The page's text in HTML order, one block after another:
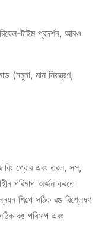
টাইম প্রদর্শন, আরও
(নমুনা, মান নিয়ন্ত্রণ,
প্রোব এবং তরল, সস,
পরিমাপ অর্জন করতে
শিল্পে সঠিক রঙ বিশ্লেষণ
রঙ পরিমাপ এবং